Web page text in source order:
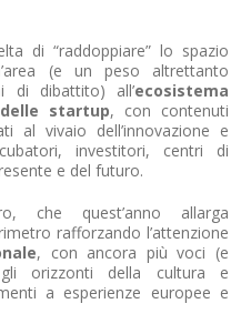
di “raddoppiare” lo spazio
(e un peso altrettanto
di dibattito) all’ecosistema
startup, con contenuti
al vivaio dell’innovazione e
investitori, centri di
e del futuro.
che quest’anno allarga
rafforzando l’attenzione
, con ancora più voci (e
orizzonti della cultura e
a esperienze europee e